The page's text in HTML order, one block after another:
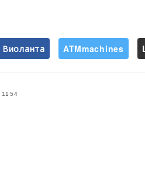
Виоланта ATMmachines
1154